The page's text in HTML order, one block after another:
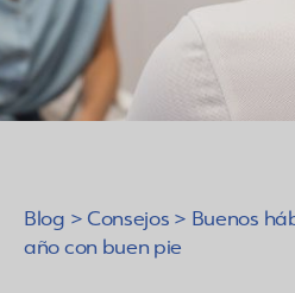
Blog > Consejos > Buenos
año con buen pie